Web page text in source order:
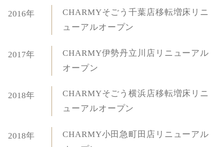
2016年
CHARMYそごう千葉店移転増床リニ
ューアルオープン
2017年
CHARMY伊勢丹立川店リニューアル
オープン
2018年
CHARMYそごう横浜店移転増床リニ
ューアルオープン
2018年
CHARMY小田急町田店リニューアル